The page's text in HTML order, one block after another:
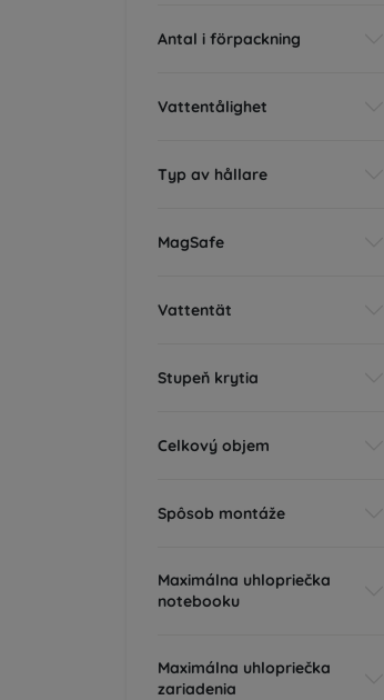
Antal i förpackning
Vattentålighet
Typ av hållare
MagSafe
Vattentät
Stupeň krytia
Celkový objem
Spôsob montáže
Maximálna uhlopriečka
notebooku
Maximálna uhlopriečka
zariadenia